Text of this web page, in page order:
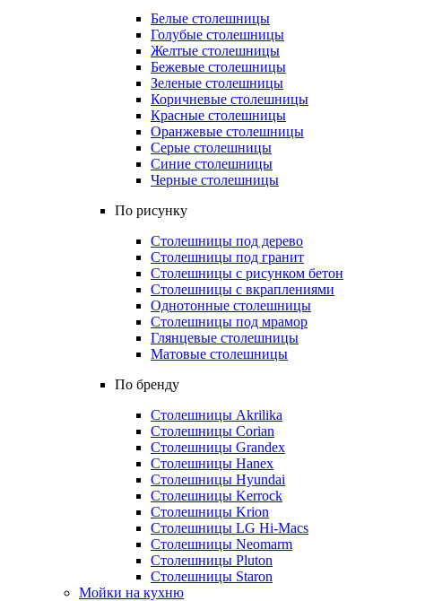
Белые столешницы
Голубые столешницы
Желтые столешницы
Бежевые столешницы
Зеленые столешницы
Коричневые столешницы
Красные столешницы
Оранжевые столешницы
Серые столешницы
Синие столешницы
Черные столешницы
По рисунку
Столешницы под дерево
Столешницы под гранит
Столешницы с рисунком бетон
Столешницы с вкраплениями
Однотонные столешницы
Столешницы под мрамор
Глянцевые столешницы
Матовые столешницы
По бренду
Столешницы Akrilika
Столешницы Corian
Столешницы Grandex
Столешницы Hanex
Столешницы Hyundai
Столешницы Kerrock
Столешницы Krion
Столешницы LG Hi-Macs
Столешницы Neomarm
Столешницы Pluton
Столешницы Staron
Мойки на кухню